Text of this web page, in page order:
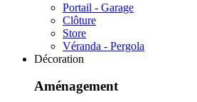
Portail - Garage
Clôture
Store
Véranda - Pergola
Décoration
Aménagement